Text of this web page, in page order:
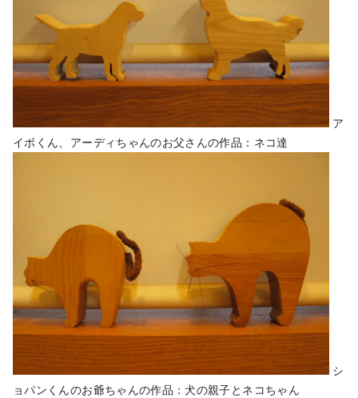
ア
イボくん、アーディちゃんのお父さんの作品：ネコ達
シ
ョパンくんのお爺ちゃんの作品：犬の親子とネコちゃん